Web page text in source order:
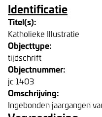
Identificatie
Titel(s):
Katholieke Illustratie
Objecttype:
tijdschrift
Objectnummer:
jc 1403
Omschrijving:
Ingebonden jaargangen